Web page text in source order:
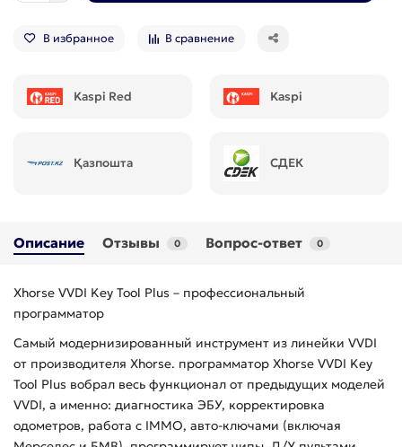
В избранное В сравнение
Kaspi Red Kaspi
Қазпошта СДЕК
Описание Отзывы 0 Вопрос-ответ 0
Xhorse VVDI Key Tool Plus – профессиональный
программатор
Cамый модернизированный инструмент из линейки VVDI
от производителя Xhorse. программатор Xhorse VVDI Key
Tool Plus вобрал весь функционал от предыдущих моделей
VVDI, а именно: диагностика ЭБУ, корректировка
одометров, работа с IMMO, авто-ключами (включая